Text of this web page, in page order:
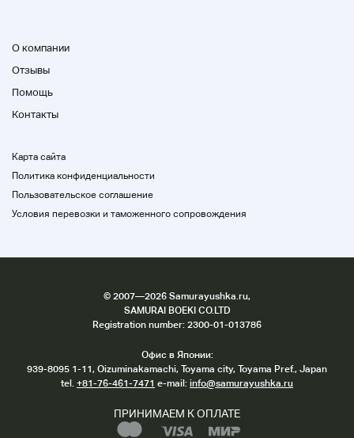
О компании
Отзывы
Помощь
Контакты
Карта сайта
Политика конфиденциальности
Пользовательское соглашение
Условия перевозки и таможенного сопровождения
© 2007—2026 Samurayushka.ru,
SAMURAI BOEKI CO.LTD
Registration number: 2300-01-013786
Офис в Японии:
939-8095 1-11, Oizuminakamachi, Toyama city, Toyama Pref., Japan
tel. +81-76-461-7471 e-mail: info@samurayushka.ru
ПРИНИМАЕМ К ОПЛАТЕ